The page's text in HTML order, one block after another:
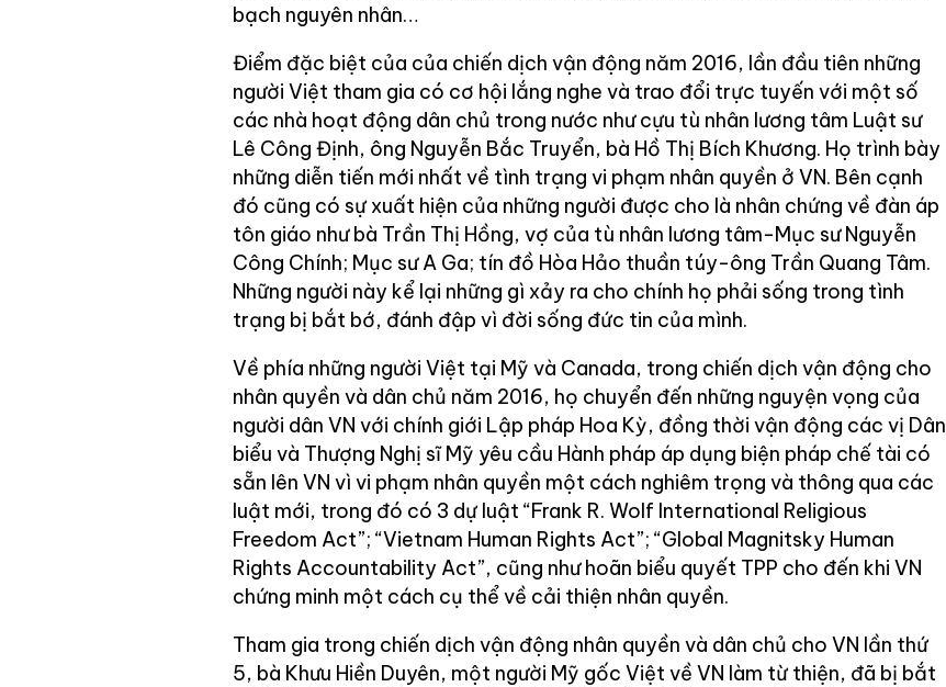
bạch nguyên nhân…
Điểm đặc biệt của của chiến dịch vận động năm 2016, lần đầu tiên những
người Việt tham gia có cơ hội lắng nghe và trao đổi trực tuyến với một số
các nhà hoạt động dân chủ trong nước như cựu tù nhân lương tâm Luật sư
Lê Công Định, ông Nguyễn Bắc Truyển, bà Hồ Thị Bích Khương. Họ trình bày
những diễn tiến mới nhất về tình trạng vi phạm nhân quyền ở VN. Bên cạnh
đó cũng có sự xuất hiện của những người được cho là nhân chứng về đàn áp
tôn giáo như bà Trần Thị Hồng, vợ của tù nhân lương tâm-Mục sư Nguyễn
Công Chính; Mục sư A Ga; tín đồ Hòa Hảo thuần túy-ông Trần Quang Tâm.
Những người này kể lại những gì xảy ra cho chính họ phải sống trong tình
trạng bị bắt bớ, đánh đập vì đời sống đức tin của mình.
Về phía những người Việt tại Mỹ và Canada, trong chiến dịch vận động cho
nhân quyền và dân chủ năm 2016, họ chuyển đến những nguyện vọng của
người dân VN với chính giới Lập pháp Hoa Kỳ, đồng thời vận động các vị Dân
biểu và Thượng Nghị sĩ Mỹ yêu cầu Hành pháp áp dụng biện pháp chế tài có
sẵn lên VN vì vi phạm nhân quyền một cách nghiêm trọng và thông qua các
luật mới, trong đó có 3 dự luật “Frank R. Wolf International Religious
Freedom Act”; “Vietnam Human Rights Act”; “Global Magnitsky Human
Rights Accountability Act”, cũng như hoãn biểu quyết TPP cho đến khi VN
chứng minh một cách cụ thể về cải thiện nhân quyền.
Tham gia trong chiến dịch vận động nhân quyền và dân chủ cho VN lần thứ
5, bà Khưu Hiền Duyên, một người Mỹ gốc Việt về VN làm từ thiện, đã bị bắt